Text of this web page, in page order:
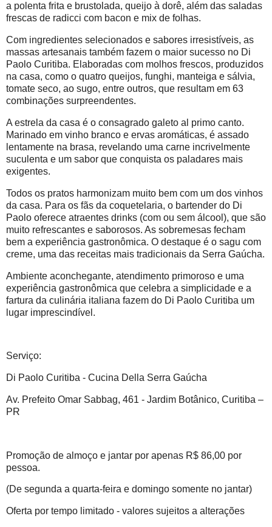
a polenta frita e brustolada, queijo à dorê, além das saladas
frescas de radicci com bacon e mix de folhas.
Com ingredientes selecionados e sabores irresistíveis, as
massas artesanais também fazem o maior sucesso no Di
Paolo Curitiba. Elaboradas com molhos frescos, produzidos
na casa, como o quatro queijos, funghi, manteiga e sálvia,
tomate seco, ao sugo, entre outros, que resultam em 63
combinações surpreendentes.
A estrela da casa é o consagrado galeto al primo canto.
Marinado em vinho branco e ervas aromáticas, é assado
lentamente na brasa, revelando uma carne incrivelmente
suculenta e um sabor que conquista os paladares mais
exigentes.
Todos os pratos harmonizam muito bem com um dos vinhos
da casa. Para os fãs da coquetelaria, o bartender do Di
Paolo oferece atraentes drinks (com ou sem álcool), que são
muito refrescantes e saborosos. As sobremesas fecham
bem a experiência gastronômica. O destaque é o sagu com
creme, uma das receitas mais tradicionais da Serra Gaúcha.
Ambiente aconchegante, atendimento primoroso e uma
experiência gastronômica que celebra a simplicidade e a
fartura da culinária italiana fazem do Di Paolo Curitiba um
lugar imprescindível.
Serviço:
Di Paolo Curitiba - Cucina Della Serra Gaúcha
Av. Prefeito Omar Sabbag, 461 - Jardim Botânico, Curitiba –
PR
Promoção de almoço e jantar por apenas R$ 86,00 por
pessoa.
(De segunda a quarta-feira e domingo somente no jantar)
Oferta por tempo limitado - valores sujeitos a alterações